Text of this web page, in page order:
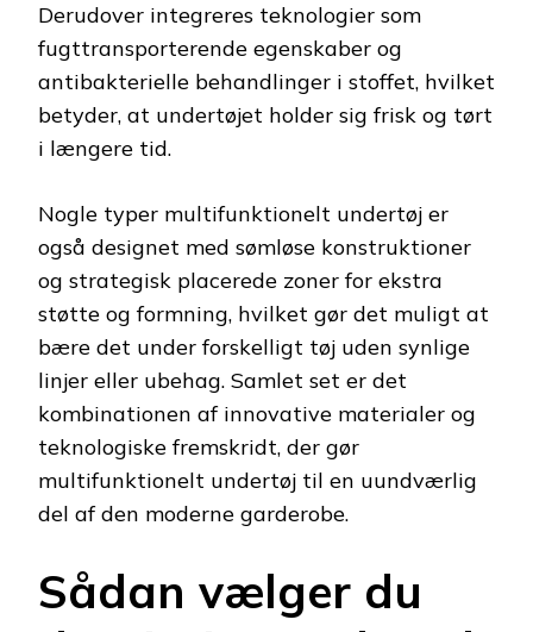
Derudover integreres teknologier som
fugttransporterende egenskaber og
antibakterielle behandlinger i stoffet, hvilket
betyder, at undertøjet holder sig frisk og tørt
i længere tid.
Nogle typer multifunktionelt undertøj er
også designet med sømløse konstruktioner
og strategisk placerede zoner for ekstra
støtte og formning, hvilket gør det muligt at
bære det under forskelligt tøj uden synlige
linjer eller ubehag. Samlet set er det
kombinationen af innovative materialer og
teknologiske fremskridt, der gør
multifunktionelt undertøj til en uundværlig
del af den moderne garderobe.
Sådan vælger du